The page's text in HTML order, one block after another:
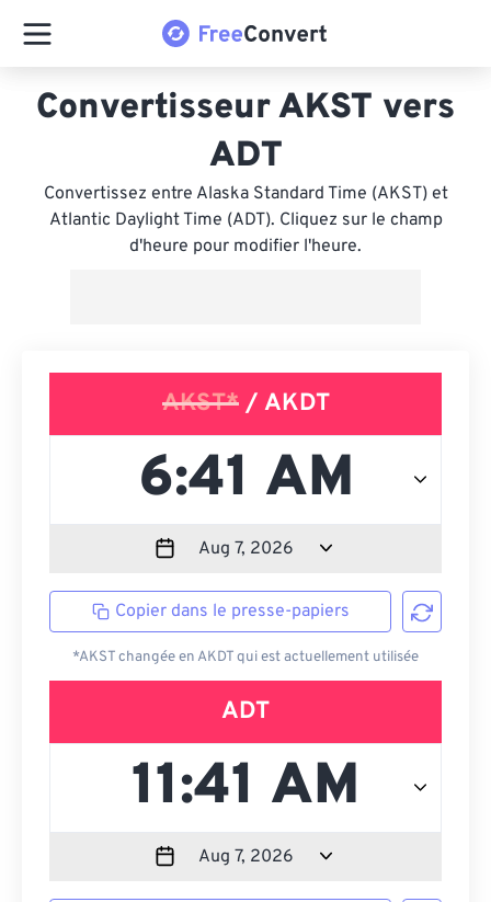
Convertisseur AKST vers
ADT
Convertissez entre Alaska Standard Time (AKST) et
Atlantic Daylight Time (ADT). Cliquez sur le champ
d'heure pour modifier l'heure.
AKST*/ AKDT
Copier dans le presse-papiers
*AKST changée en AKDT qui est actuellement utilisée
ADT